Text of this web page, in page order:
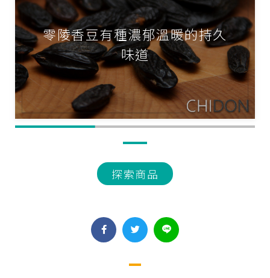
零陵香豆有種濃郁溫暖的持久
味道
探索商品